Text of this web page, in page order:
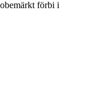
förbi i